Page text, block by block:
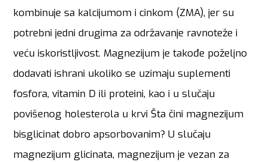
kombinuje sa kalcijumom i cinkom (ZMA), jer su
potrebni jedni drugima za održavanje ravnoteže i
veću iskoristljivost. Magnezijum je takođe poželjno
dodavati ishrani ukoliko se uzimaju suplementi
fosfora, vitamin D ili proteini, kao i u slučaju
povišenog holesterola u krvi Šta čini magnezijum
bisglicinat dobro apsorbovanim? U slučaju
magnezijum glicinata, magnezijum je vezan za